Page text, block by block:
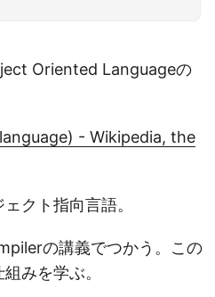
Oriented Languageの
- Wikipedia, the
クト指向言語。
の講義でつかう。この
みを学ぶ。